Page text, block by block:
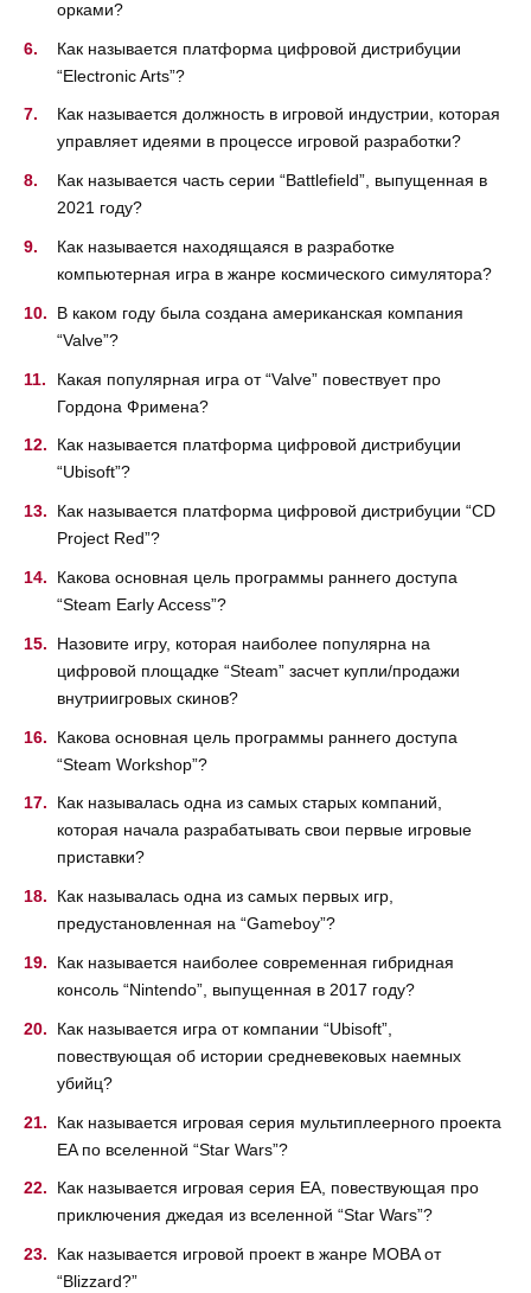
орками?
Как называется платформа цифровой дистрибуции
“Electronic Arts”?
Как называется должность в игровой индустрии, которая
управляет идеями в процессе игровой разработки?
Как называется часть серии “Battlefield”, выпущенная в
2021 году?
Как называется находящаяся в разработке
компьютерная игра в жанре космического симулятора?
В каком году была создана американская компания
“Valve”?
Какая популярная игра от “Valve” повествует про
Гордона Фримена?
Как называется платформа цифровой дистрибуции
“Ubisoft”?
Как называется платформа цифровой дистрибуции “CD
Project Red”?
Какова основная цель программы раннего доступа
“Steam Early Access”?
Назовите игру, которая наиболее популярна на
цифровой площадке “Steam” засчет купли/продажи
внутриигровых скинов?
Какова основная цель программы раннего доступа
“Steam Workshop”?
Как называлась одна из самых старых компаний,
которая начала разрабатывать свои первые игровые
приставки?
Как называлась одна из самых первых игр,
предустановленная на “Gameboy”?
Как называется наиболее современная гибридная
консоль “Nintendo”, выпущенная в 2017 году?
Как называется игра от компании “Ubisoft”,
повествующая об истории средневековых наемных
убийц?
Как называется игровая серия мультиплеерного проекта
EA по вселенной “Star Wars”?
Как называется игровая серия EA, повествующая про
приключения джедая из вселенной “Star Wars”?
Как называется игровой проект в жанре MOBA от
“Blizzard?”